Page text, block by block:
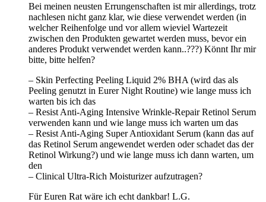
Bei meinen neusten Errungenschaften ist mir allerdings, trotz
nachlesen nicht ganz klar, wie diese verwendet werden (in
welcher Reihenfolge und vor allem wieviel Wartezeit
zwischen den Produkten gewartet werden muss, bevor ein
anderes Produkt verwendet werden kann..???) Könnt Ihr mir
bitte, bitte helfen?
– Skin Perfecting Peeling Liquid 2% BHA (wird das als
Peeling genutzt in Eurer Night Routine) wie lange muss ich
warten bis ich das
– Resist Anti-Aging Intensive Wrinkle-Repair Retinol Serum
verwenden kann und wie lange muss ich warten um das
– Resist Anti-Aging Super Antioxidant Serum (kann das auf
das Retinol Serum angewendet werden oder schadet das der
Retinol Wirkung?) und wie lange muss ich dann warten, um
den
– Clinical Ultra-Rich Moisturizer aufzutragen?
Für Euren Rat wäre ich echt dankbar! L.G.